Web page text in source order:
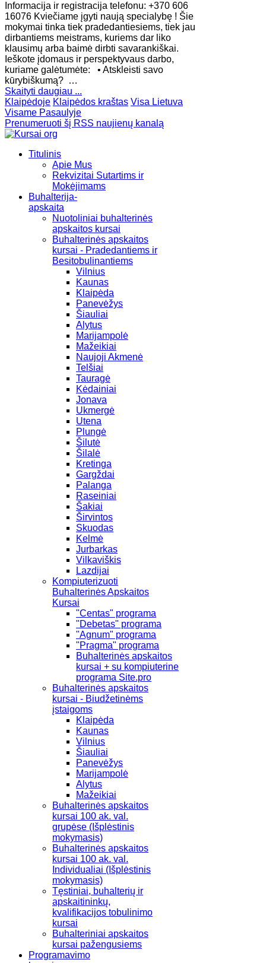
Informacija ir registracija telefonu: +370 606
16076 Kviečiame įgyti naują specialybę ! Šie
mokymai tinka tiek pradedantiesiems, tiek jau
dirbantiems meistrams, kuriems dar liko
klausimų arba baimė dirbti savarankiškai.
Ieškote įdomaus ir perspektyvaus darbo,
kuriame galėtumėte: • Atskleisti savo
kūrybiškumą? …
Skaityti daugiau ...
Klaipėdoje Klaipėdos kraštas Visa Lietuva
Visame Pasaulyje
Prenumeruoti šį RSS naujienų kanalą
Titulinis
Apie Mus
Rekvizitai Sutartims ir
Mokėjimams
Buhalterija-
apskaita
Nuotoliniai buhalterinės
apskaitos kursai
Buhalterinės apskaitos
kursai - Pradedantiems ir
Besitobulinantiems
Vilnius
Kaunas
Klaipėda
Panevėžys
Šiauliai
Alytus
Marijampolė
Mažeikiai
Naujoji Akmenė
Telšiai
Tauragė
Kėdainiai
Jonava
Ukmergė
Utena
Plungė
Šilutė
Šilalė
Kretinga
Gargždai
Palanga
Raseiniai
Šakiai
Širvintos
Skuodas
Kelmė
Jurbarkas
Vilkaviškis
Lazdijai
Kompiuterizuoti
Buhalterinės Apskaitos
Kursai
"Centas" programa
"Debetas" programa
"Agnum" programa
"Pragma" programa
Buhalterinės apskaitos
kursai + su kompiuterine
programa Site.pro
Buhalterinės apskaitos
kursai - Biudžetinėms
įstaigoms
Klaipėda
Kaunas
Vilnius
Šiauliai
Panevėžys
Marijampolė
Alytus
Mažeikiai
Buhalterinės apskaitos
kursai 100 ak. val.
grupėse (Išplėstinis
mokymasis)
Buhalterinės apskaitos
kursai 100 ak. val.
Individualiai (Išplėstinis
mokymasis)
Tęstiniai, buhalterių ir
apskaitininkų,
kvalifikacijos tobulinimo
kursai
Buhalteriniai apskaitos
kursai pažengusiems
Programavimo